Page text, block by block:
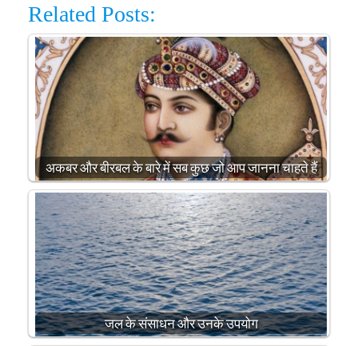
Related Posts:
अकबर और बीरबल के बारे में सब कुछ जो आप जानना चाहते हैं
जल के संसाधन और उनके उपयोग